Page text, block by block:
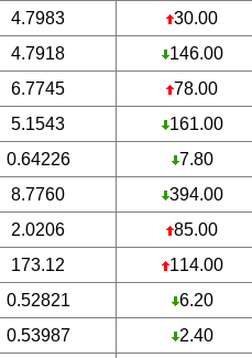
4.7983
30.00
4.7918
146.00
6.7745
78.00
5.1543
161.00
0.64226
7.80
8.7760
394.00
2.0206
85.00
173.12
114.00
0.52821
6.20
0.53987
2.40